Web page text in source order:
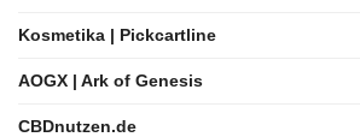
Kosmetika | Pickcartline
AOGX | Ark of Genesis
CBDnutzen.de